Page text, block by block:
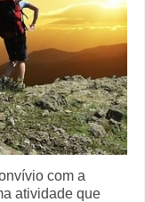
com a
atividade que